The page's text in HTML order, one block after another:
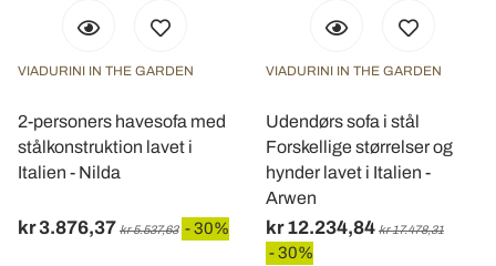
VIADURINI IN THE GARDEN
2-personers havesofa med
stålkonstruktion lavet i
Italien - Nilda
kr 3.876,37 kr 5.537,63 - 30%
VIADURINI IN THE GARDEN
Udendørs sofa i stål
Forskellige størrelser og
hynder lavet i Italien -
Arwen
kr 12.234,84 kr 17.478,31
- 30%